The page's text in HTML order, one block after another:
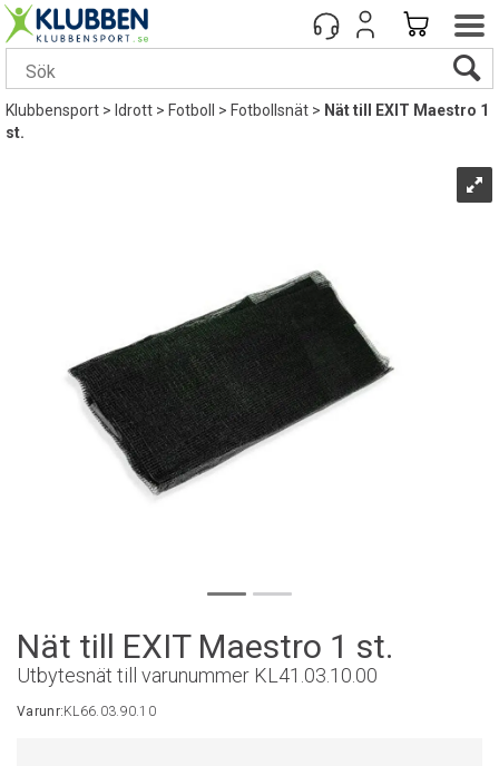
Klubbensport> Idrott>Fotboll >Fotbollsnät> Nät till EXIT Maestro 1
st.
Nät till EXIT Maestro 1 st.
Utbytesnät till varunummer KL41.03.10.00
Varunr:KL66.03.90.10